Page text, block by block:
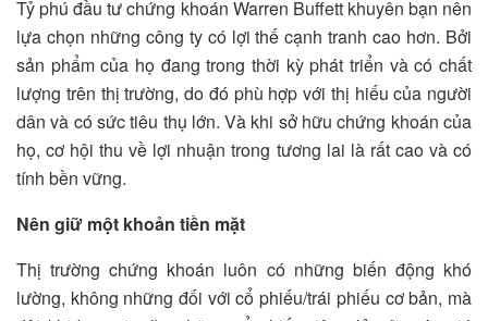
Tỷ phú đầu tư chứng khoán Warren Buffett khuyên bạn nên
lựa chọn những công ty có lợi thế cạnh tranh cao hơn. Bởi
sản phẩm của họ đang trong thời kỳ phát triển và có chất
lượng trên thị trường, do đó phù hợp với thị hiếu của người
dân và có sức tiêu thụ lớn. Và khi sở hữu chứng khoán của
họ, cơ hội thu về lợi nhuận trong tương lai là rất cao và có
tính bền vững.
Nên giữ một khoản tiền mặt
Thị trường chứng khoán luôn có những biến động khó
lường, không những đối với cổ phiếu/trái phiếu cơ bản, mà